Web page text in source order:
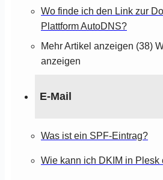
Wo finde ich den Link zur
Plattform AutoDNS?
Mehr Artikel anzeigen (38)
anzeigen
E-Mail
Was ist ein SPF-Eintrag?
Wie kann ich DKIM in Plesk